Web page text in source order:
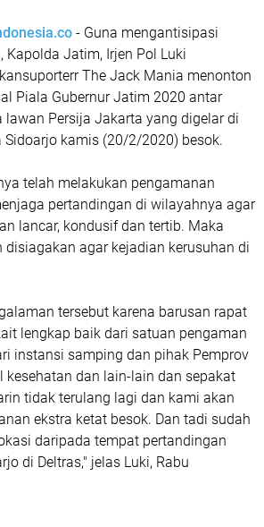
- Guna mengantisipasi
Kapolda Jatim, Irjen Pol Luki
The Jack Mania menonton
Piala Gubernur Jatim 2020 antar
lawan Persija Jakarta yang digelar di
Sidoarjo kamis (20/2/2020) besok.
telah melakukan pengamanan
pertandingan di wilayahnya agar
lancar, kondusif dan tertib. Maka
disiagakan agar kejadian kerusuhan di
tersebut karena barusan rapat
lengkap baik dari satuan pengaman
instansi samping dan pihak Pemprov
kesehatan dan lain-lain dan sepakat
tidak terulang lagi dan kami akan
ekstra ketat besok. Dan tadi sudah
daripada tempat pertandingan
di Deltras," jelas Luki, Rabu